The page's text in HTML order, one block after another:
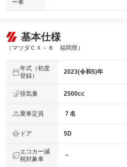
ー車
基本仕様
（マツダＣＸ－８ 福岡県）
年式（初度
登録）
2023(令和5)年
排気量 2500cc
乗車定員 ７名
ドア 5D
エコカー減
税対象車
－